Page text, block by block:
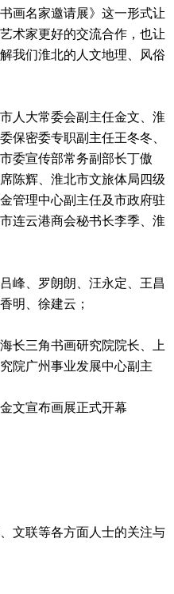
画名家邀请展》这一形式让
术家更好的交流合作，也让
我们淮北的人文地理、风俗
人大常委会副主任金文、淮
保密委专职副主任王冬冬、
委宣传部常务副部长丁傲
陈辉、淮北市文旅体局四级
管理中心副主任及市政府驻
连云港商会秘书长李季、淮
峰、罗朗朗、汪永定、王昌
明、徐建云；
长三角书画研究院院长、上
院广州事业发展中心副主
文宣布画展正式开幕
文联等各方面人士的关注与